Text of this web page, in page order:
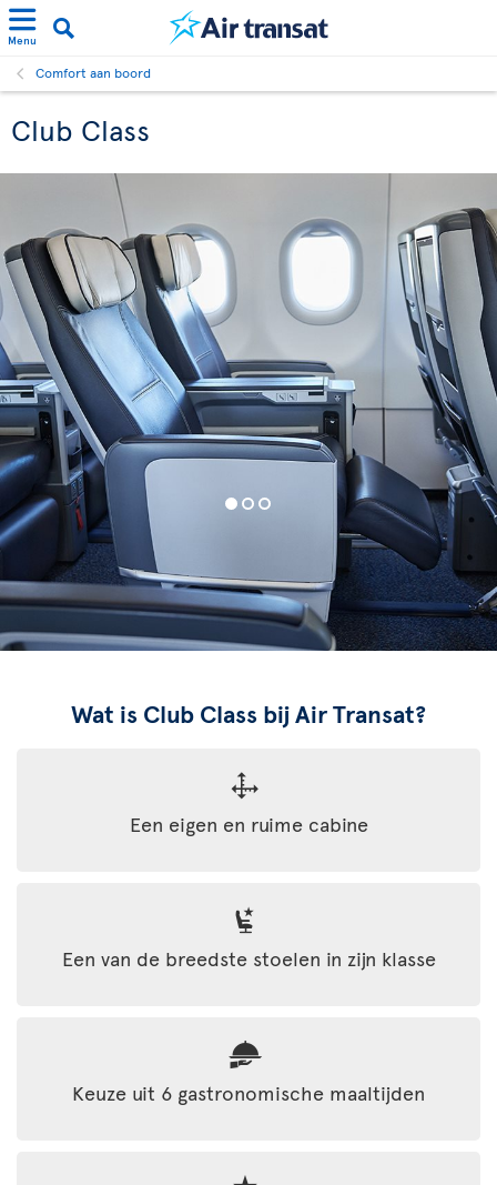
Menu
Comfort aan boord
Club Class
Wat is Club Class bij Air Transat?
Een eigen en ruime cabine
Een van de breedste stoelen in zijn klasse
Keuze uit 6 gastronomische maaltijden